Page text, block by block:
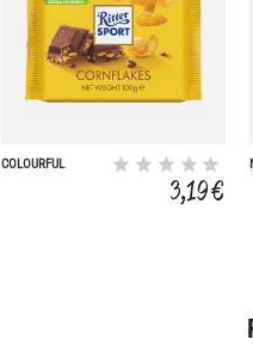
COLOURFUL
3,19 €